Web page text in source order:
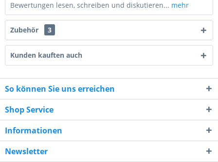
10 - 6 = ?
Bewertungen lesen, schreiben und diskutieren... mehr
Zubehör 3
Kunden kauften auch
So können Sie uns erreichen
Shop Service
Informationen
Newsletter